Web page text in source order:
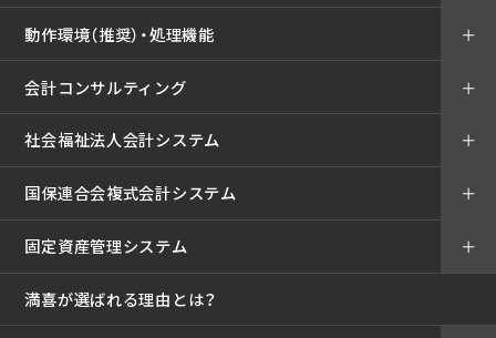
動作環境（推奨）・処理機能 ＋
会計コンサルティング ＋
社会福祉法人会計システム ＋
国保連合会複式会計システム ＋
固定資産管理システム ＋
満喜が選ばれる理由とは？